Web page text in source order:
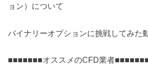
ョン）について
バイナリーオプションに挑戦してみた
■■■■■■■オススメのCFD業者